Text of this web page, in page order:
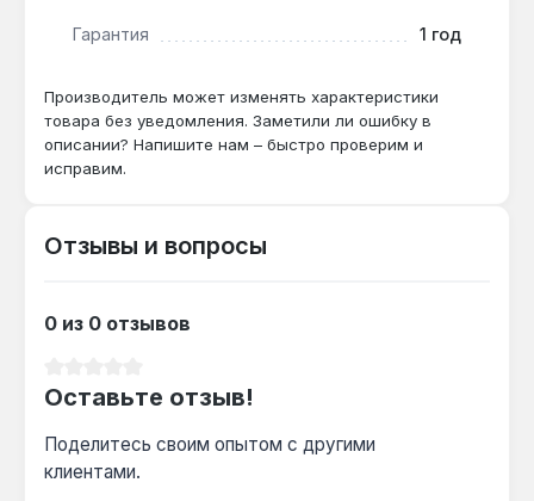
Электрододержатель Кентавр Н-1005 подходит
работ, где требуется надёжная фиксация
электрода диаметром до 5 мм. Производство —
Китай. Гарантия 1 год, доставка по Украине.
Гарантия 1 год
Производитель может изменять характеристики
товара без уведомления. Заметили ли ошибку в
описании? Напишите нам – быстро проверим и
исправим.
Отзывы и вопросы
0 из 0 отзывов
Оставьте отзыв!
Поделитесь своим опытом с другими
клиентами.